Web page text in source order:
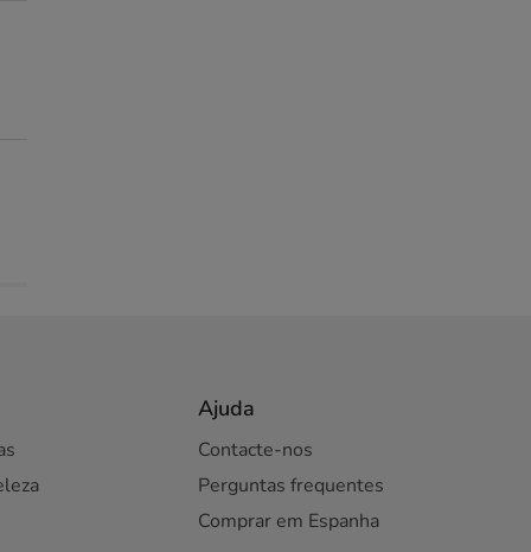
Ajuda
Contacte-nos
Perguntas frequentes
Comprar em Espanha